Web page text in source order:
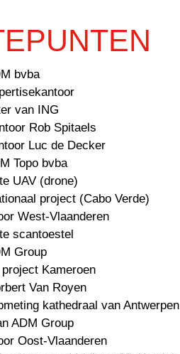
bvba
van ING
Rob Spitaels
Luc de Decker
Topo bvba
UAV (drone)
project (Cabo Verde)
West-Vlaanderen
scantoestel
Group
Kameroen
Van Royen
kathedraal van Antwerpen
ADM Group
Oost-Vlaanderen